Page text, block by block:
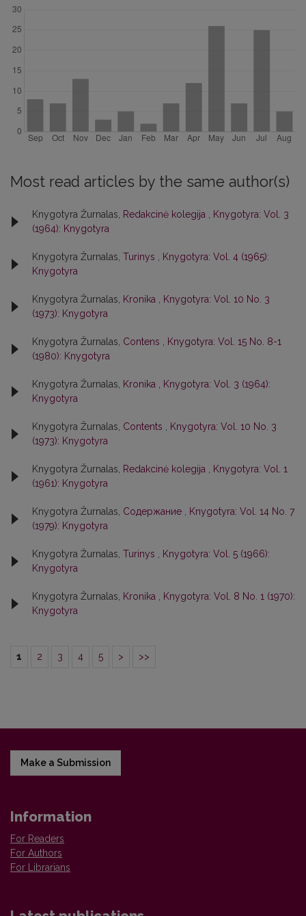
Most read articles by the same author(s)
Knygotyra Žurnalas, Redakcinė kolegija
Knygotyra: Vol. 3
(1964): Knygotyra
Knygotyra Žurnalas, Turinys
Knygotyra: Vol. 4 (1965):
Knygotyra
Knygotyra Žurnalas, Kronika
Knygotyra: Vol. 10 No. 3
(1973): Knygotyra
Knygotyra Žurnalas, Contens
Knygotyra: Vol. 15 No. 8-1
(1980): Knygotyra
Knygotyra Žurnalas, Kronika
Knygotyra: Vol. 3 (1964):
Knygotyra
Knygotyra Žurnalas, Contents
Knygotyra: Vol. 10 No. 3
(1973): Knygotyra
Knygotyra Žurnalas, Redakcinė kolegija
Knygotyra: Vol. 1
(1961): Knygotyra
Knygotyra Žurnalas, Содержание
Knygotyra: Vol. 14 No. 7
(1979): Knygotyra
Knygotyra Žurnalas, Turinys
Knygotyra: Vol. 5 (1966):
Knygotyra
Knygotyra Žurnalas, Kronika
Knygotyra: Vol. 8 No. 1 (1970):
Knygotyra
1 2 3 4 5 > >>
Make a Submission
Information
For Readers
For Authors
For Librarians